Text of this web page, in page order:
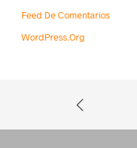
Feed De Comentarios
WordPress.org